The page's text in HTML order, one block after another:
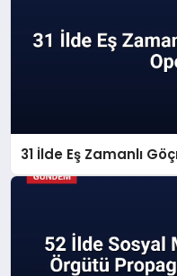
31 İlde Eş Zamanlı